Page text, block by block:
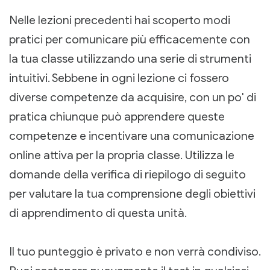
Nelle lezioni precedenti hai scoperto modi
pratici per comunicare più efficacemente con
la tua classe utilizzando una serie di strumenti
intuitivi. Sebbene in ogni lezione ci fossero
diverse competenze da acquisire, con un po' di
pratica chiunque può apprendere queste
competenze e incentivare una comunicazione
online attiva per la propria classe. Utilizza le
domande della verifica di riepilogo di seguito
per valutare la tua comprensione degli obiettivi
di apprendimento di questa unità.
Il tuo punteggio è privato e non verrà condiviso.